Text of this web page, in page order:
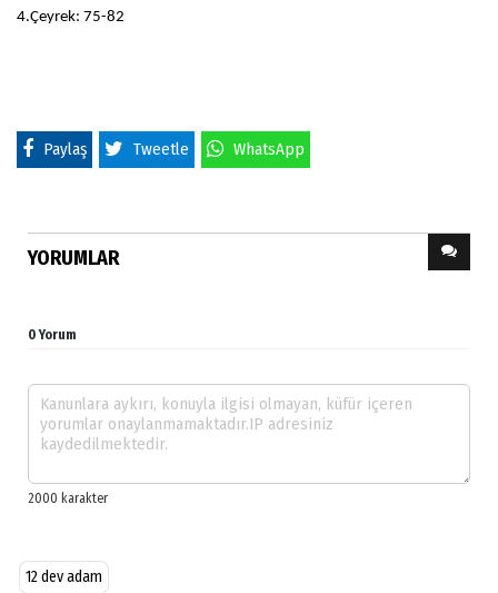
4.Çeyrek: 75-82
Paylaş Tweetle WhatsApp
YORUMLAR
0 Yorum
12 dev adam